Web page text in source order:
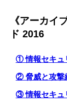
《アーカイ
ド 2016
① 情報セキュ
② 脅威と攻撃
③ 情報セキュ